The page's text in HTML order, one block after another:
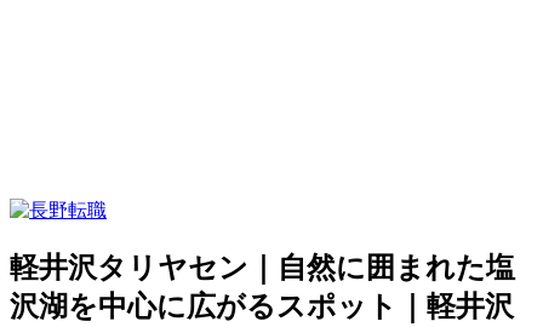
軽井沢タリヤセン｜自然に囲まれた塩
沢湖を中心に広がるスポット｜軽井沢